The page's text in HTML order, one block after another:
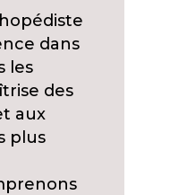
dans
les
des
aux
plus